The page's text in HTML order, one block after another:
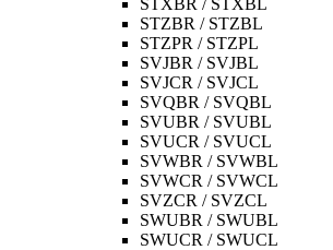
STXBR / STXBL
STZBR / STZBL
STZPR / STZPL
SVJBR / SVJBL
SVJCR / SVJCL
SVQBR / SVQBL
SVUBR / SVUBL
SVUCR / SVUCL
SVWBR / SVWBL
SVWCR / SVWCL
SVZCR / SVZCL
SWUBR / SWUBL
SWUCR / SWUCL